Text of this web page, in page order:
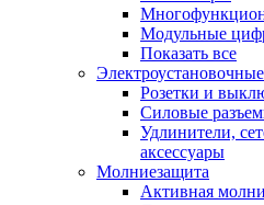
Модульные
Показать все
Розетки и
Силовые
Удлинители,
аксессуары
Молниезащита
Активная